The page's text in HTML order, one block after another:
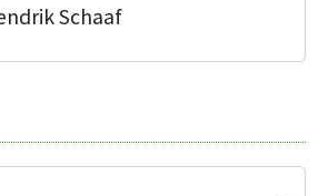
Schaaf